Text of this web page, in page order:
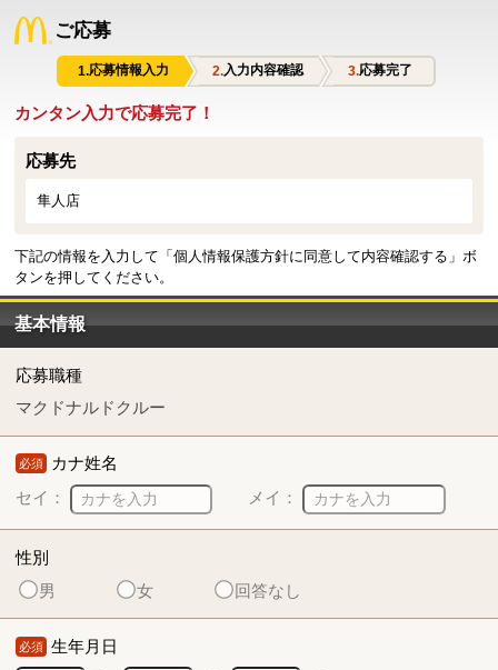
ご応募
応募情報入力 入力内容確認 応募完了
カンタン入力で応募完了！
応募先
隼人店
下記の情報を入力して「個人情報保護方針に同意して内容確認する」ボ
タンを押してください。
基本情報
応募職種
マクドナルドクルー
必須 カナ姓名
セイ：
メイ：
性別
男
女 回答なし
必須 生年月日